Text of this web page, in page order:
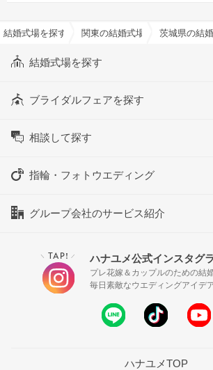
結婚式場を探すならハナユメ
関東の結婚式場 茨城県の結婚
結婚式場を探す
ブライダルフェアを探す
相談して探す
指輪・フォトウエディング
グループ会社のサービス紹介
＼ TAP! ／ ハナユメ公式インスタグ
プレ花嫁＆カップルのための結
毎日素敵なウエディングアイデ
ハナユメTOP